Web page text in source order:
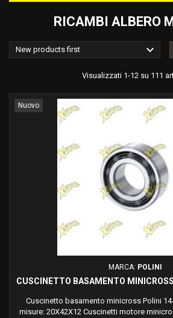
RICAMBI ALBERO
New products first 
Visualizzati 1-12 su 111
Nuovo
MARCA: POLINI
CUSCINETTO BASAMENTO
Cuscinetto basamento minicross Polini
misure: 20X42X12 Cuscinetti motore